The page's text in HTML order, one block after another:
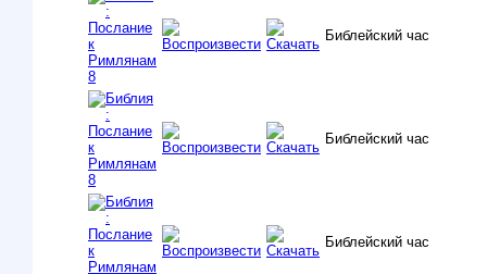
Библейский час
Библейский час
Библейский час